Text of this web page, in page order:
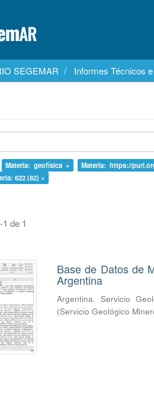
SEGEMAR Informes Técnicos
Materia: geofísica × Materia: https://
622 (82) ×
de 1
Base de Datos de
Argentina
Argentina. Servicio
(Servicio Geológico